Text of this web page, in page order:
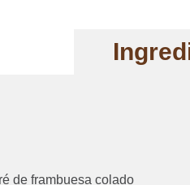
de frambuesa colado